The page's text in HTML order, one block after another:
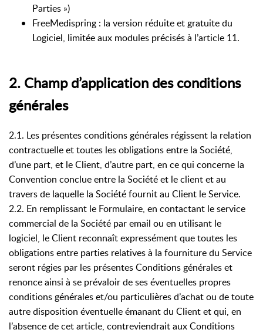
Parties »)
FreeMedispring : la version réduite et gratuite du
Logiciel, limitée aux modules précisés à l’article 11.
2. Champ d’application des conditions
générales
2.1. Les présentes conditions générales régissent la relation
contractuelle et toutes les obligations entre la Société,
d’une part, et le Client, d’autre part, en ce qui concerne la
Convention conclue entre la Société et le client et au
travers de laquelle la Société fournit au Client le Service.
2.2. En remplissant le Formulaire, en contactant le service
commercial de la Société par email ou en utilisant le
logiciel, le Client reconnaît expressément que toutes les
obligations entre parties relatives à la fourniture du Service
seront régies par les présentes Conditions générales et
renonce ainsi à se prévaloir de ses éventuelles propres
conditions générales et/ou particulières d’achat ou de toute
autre disposition éventuelle émanant du Client et qui, en
l’absence de cet article, contreviendrait aux Conditions